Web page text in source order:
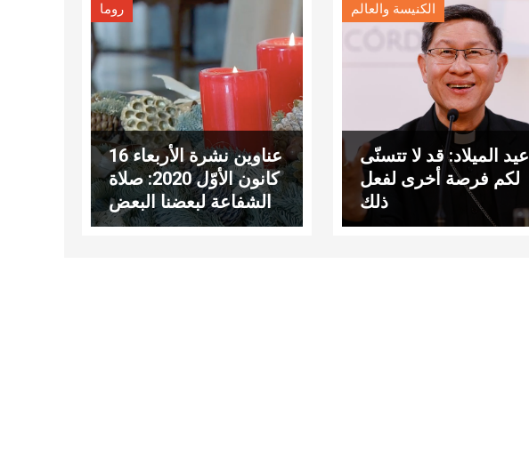
روما
عناوين نشرة الأربعاء 16
كانون الأوّل 2020: صلاة
الشفاعة لبعضنا البعض
الكنيسة والعالم
عيد الميلاد: قد لا تتسنّى
لكم فرصة أخرى لفعل
ذلك